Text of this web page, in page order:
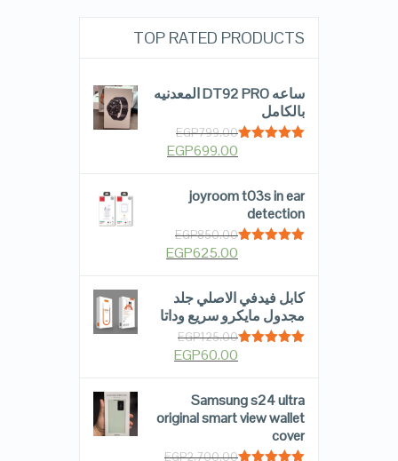
TOP RATED PRODUCTS
ساعه DT92 PRO المعدنيه
بالكامل
EGP799.00
EGP699.00
joyroom t03s in ear
detection
EGP850.00
EGP625.00
كابل فيدفي الاصلي جلد
مجدول مايكرو سريع وداتا
EGP125.00
EGP60.00
Samsung s24 ultra
original smart view wallet
cover
EGP2,700.00